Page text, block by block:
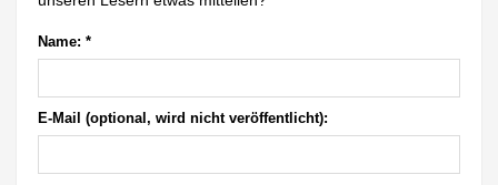
Name: *
E-Mail (optional, wird nicht veröffentlicht):